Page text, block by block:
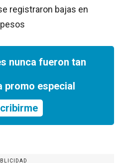
registraron bajas en
nunca fueron tan
promo especial